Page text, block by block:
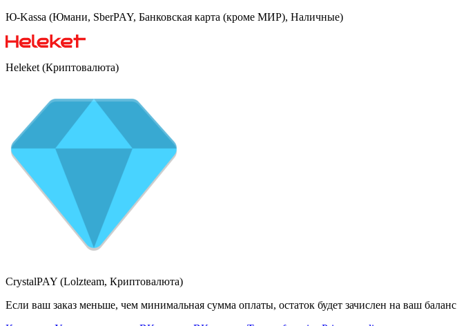
Ю-Kassa (Юмани, SberPAY, Банковская карта (кроме МИР), Наличные)
Heleket (Криптовалюта)
CrystalPAY (Lolzteam, Криптовалюта)
Если ваш заказ меньше, чем минимальная сумма оплаты, остаток будет зачислен на ваш баланс